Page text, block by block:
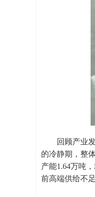
回顾产业
的冷静期，整
产能1.64万吨
前高端供给不